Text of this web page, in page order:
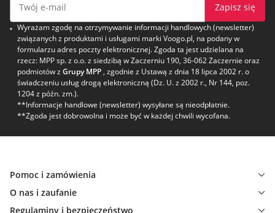
Zapisz się
Wyrażam zgodę na otrzymywanie informacji handlowych (newsletter)
związanych z produktami i usługami marki Voogo.pl, na podany w
formularzu adres poczty elektronicznej. Zgoda ta jest udzielana na
rzecz: MPP sp. z o.o. z siedzibą w Zaczerniu 190, 36-062 Zaczernie oraz
podmiotów z Grupy MPP , zgodnie z Ustawą z dnia 18 lipca 2002 r. o
świadczeniu usług drogą elektroniczną (Dz. U. z 2002 r., Nr 144, poz.
1204 z późn. zm.).
**Informacje handlowe (newsletter) wysyłane są nieodpłatnie.
**Zgoda jest dobrowolna i może być w każdej chwili wycofana.
Pomoc i zamówienia
O nas i zaufanie
Regulaminy i bezpieczeństwo